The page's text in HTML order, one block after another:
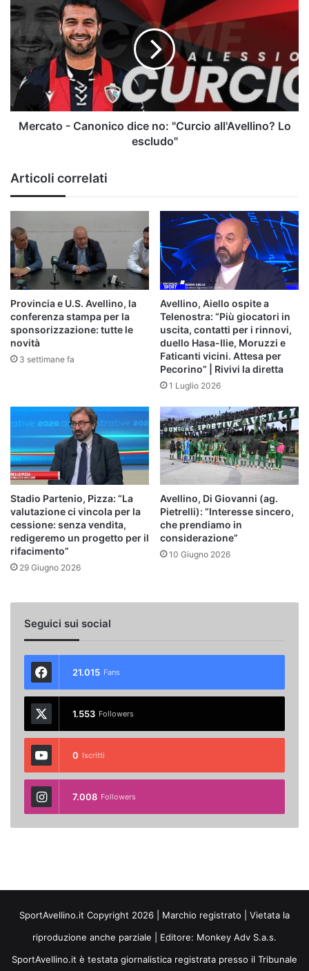
di
diverso"
-
Canonico
dice
no:
"Curcio
all'Avellino?
Lo
escludo"
Mercato - Canonico dice no: "Curcio all'Avellino? Lo
escludo"
Articoli correlati
Provincia e U.S. Avellino, la
conferenza stampa per la
sponsorizzazione: tutte le
novità
3 settimane fa
Avellino, Aiello ospite a
Telenostra: “Più giocatori in
uscita, contatti per i rinnovi,
duello Hasa-Ilie, Moruzzi e
Faticanti vicini. Attesa per
Pecorino” | Rivivi la diretta
1 Luglio 2026
Stadio Partenio, Pizza: “La
valutazione ci vincola per la
cessione: senza vendita,
redigeremo un progetto per il
rifacimento”
29 Giugno 2026
Avellino, Di Giovanni (ag.
Pietrelli): “Interesse sincero,
che prendiamo in
considerazione”
10 Giugno 2026
Seguici sui social
21.015 Fans
1.553 Followers
0 Iscritti
7.008 Followers
SportAvellino.it Copyright 2026 | Marchio registrato | Vietata la
riproduzione anche parziale | Editore: Monkey Adv S.a.s.
SportAvellino.it è testata giornalistica registrata presso il Tribunale